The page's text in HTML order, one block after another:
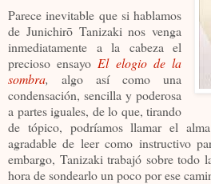
Parece inevitable que si hablamos
de Junichirō Tanizaki nos venga
inmediatamente a la cabeza el
precioso ensayo El elogio de la
sombra,algo así como una
condensación, sencilla y poderosa
a partes iguales, de lo que, tirando
de tópico, podríamos llamar el
agradable de leer como instructivo
embargo, Tanizaki trabajó sobre todo
hora de sondearlo un poco por ese